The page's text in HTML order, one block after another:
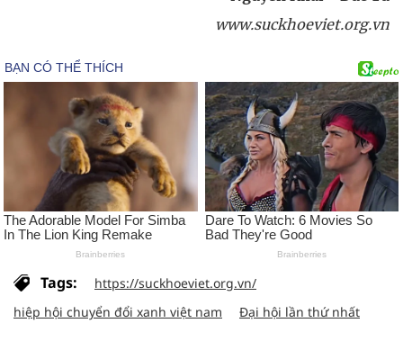
www.suckhoeviet.org.vn
Tags:
https://suckhoeviet.org.vn/
hiệp hội chuyển đổi xanh việt nam
Đại hội lần thứ nhất